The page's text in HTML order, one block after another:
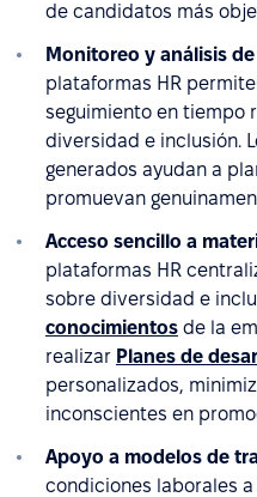
de candidatos más
Monitoreo y análisis
plataformas HR
seguimiento en tiempo
diversidad e inclusión.
generados ayudan a
promuevan
Acceso sencillo a
plataformas HR
sobre diversidad e
conocimientos de la
realizar Planes de
personalizados,
inconscientes en
Apoyo a modelos de
condiciones laborales